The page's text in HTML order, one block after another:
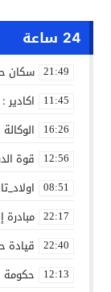
24 ساعة
21:49 سكان
11:45
16:26
12:56 قوة
08:51
22:17
22:40 قيادة
12:13 حكومة